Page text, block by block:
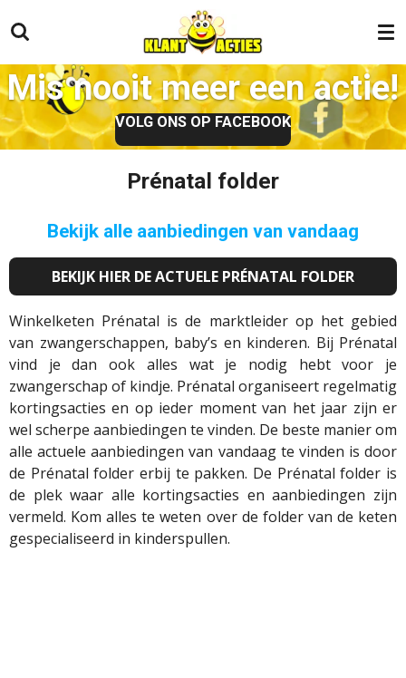
direct
naar
de
hoofdinhoud
Mis nooit meer een actie!
VOLG ONS OP FACEBOOK
Prénatal folder
Bekijk alle aanbiedingen van vandaag
BEKIJK HIER DE ACTUELE PRÉNATAL FOLDER
Winkelketen Prénatal is de marktleider op het gebied
van zwangerschappen, baby’s en kinderen. Bij Prénatal
vind je dan ook alles wat je nodig hebt voor je
zwangerschap of kindje. Prénatal organiseert regelmatig
kortingsacties en op ieder moment van het jaar zijn er
wel scherpe aanbiedingen te vinden. De beste manier om
alle actuele aanbiedingen van vandaag te vinden is door
de Prénatal folder erbij te pakken. De Prénatal folder is
de plek waar alle kortingsacties en aanbiedingen zijn
vermeld. Kom alles te weten over de folder van de keten
gespecialiseerd in kinderspullen.